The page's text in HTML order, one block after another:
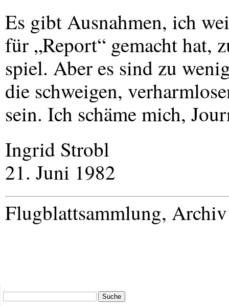
Es gibt Ausnahmen, ich
für „Report“ gemacht hat,
spiel. Aber es sind zu
die schweigen,
sein. Ich schäme mich,
Ingrid Strobl
21. Juni 1982
Flugblattsammlung,
Suche